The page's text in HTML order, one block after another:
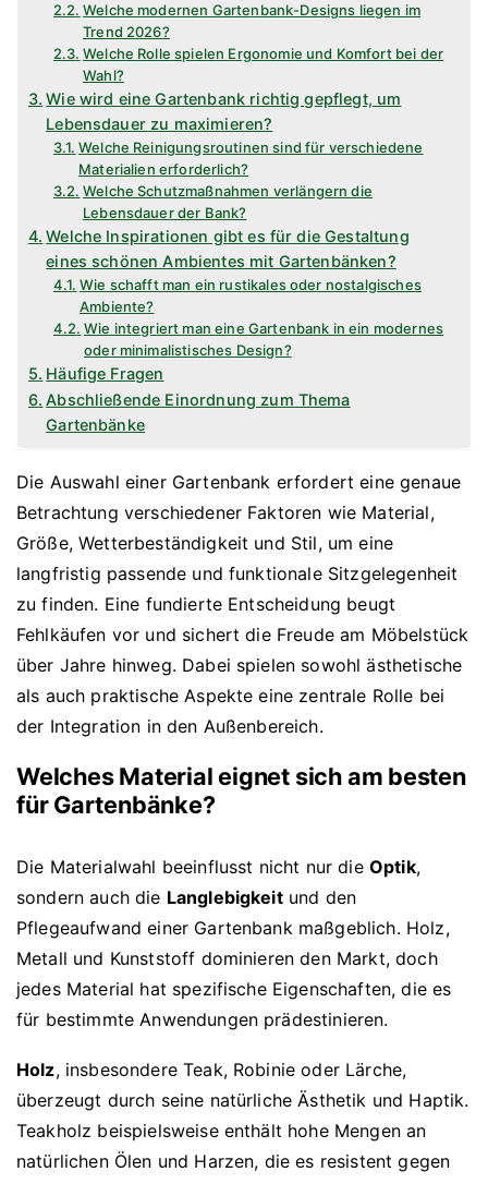
Welche modernen Gartenbank-Designs liegen im
Trend 2026?
Welche Rolle spielen Ergonomie und Komfort bei der
Wahl?
Wie wird eine Gartenbank richtig gepflegt, um
Lebensdauer zu maximieren?
Welche Reinigungsroutinen sind für verschiedene
Materialien erforderlich?
Welche Schutzmaßnahmen verlängern die
Lebensdauer der Bank?
Welche Inspirationen gibt es für die Gestaltung
eines schönen Ambientes mit Gartenbänken?
Wie schafft man ein rustikales oder nostalgisches
Ambiente?
Wie integriert man eine Gartenbank in ein modernes
oder minimalistisches Design?
Häufige Fragen
Abschließende Einordnung zum Thema
Gartenbänke
Die Auswahl einer Gartenbank erfordert eine genaue
Betrachtung verschiedener Faktoren wie Material,
Größe, Wetterbeständigkeit und Stil, um eine
langfristig passende und funktionale Sitzgelegenheit
zu finden. Eine fundierte Entscheidung beugt
Fehlkäufen vor und sichert die Freude am Möbelstück
über Jahre hinweg. Dabei spielen sowohl ästhetische
als auch praktische Aspekte eine zentrale Rolle bei
der Integration in den Außenbereich.
Welches Material eignet sich am besten
für Gartenbänke?
Die Materialwahl beeinflusst nicht nur die Optik,
sondern auch die Langlebigkeitund den
Pflegeaufwand einer Gartenbank maßgeblich. Holz,
Metall und Kunststoff dominieren den Markt, doch
jedes Material hat spezifische Eigenschaften, die es
für bestimmte Anwendungen prädestinieren.
Holz, insbesondere Teak, Robinie oder Lärche,
überzeugt durch seine natürliche Ästhetik und Haptik.
Teakholz beispielsweise enthält hohe Mengen an
natürlichen Ölen und Harzen, die es resistent gegen